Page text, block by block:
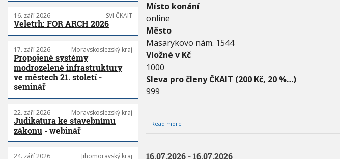
Místo konání
online
Město
Masarykovo nám. 1544
Vložné v Kč
1000
Sleva pro členy ČKAIT (200 Kč, 20 %…)
999
Read more
16.07.2026 - 16.07.2026
16. září 2026 SVI ČKAIT
Veletrh: FOR ARCH 2026
17. září 2026 Moravskoslezský kraj
Propojené systémy
modrozelené infrastruktury
ve městech 21. století-
seminář
22. září 2026 Moravskoslezský kraj
Judikatura ke stavebnímu
zákonu - webinář
24. září 2026 Jihomoravský kraj